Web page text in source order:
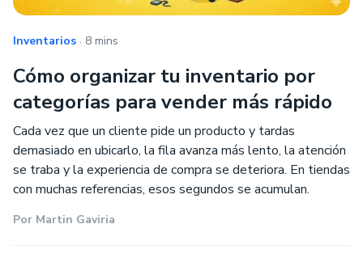
Inventarios . 8 mins
Cómo organizar tu inventario por
categorías para vender más rápido
Cada vez que un cliente pide un producto y tardas
demasiado en ubicarlo, la fila avanza más lento, la atención
se traba y la experiencia de compra se deteriora. En tiendas
con muchas referencias, esos segundos se acumulan.
Por Martin Gaviria